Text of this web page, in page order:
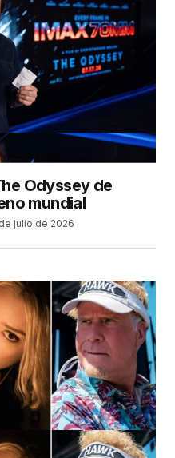
Odyssey de
mundial
julio de 2026